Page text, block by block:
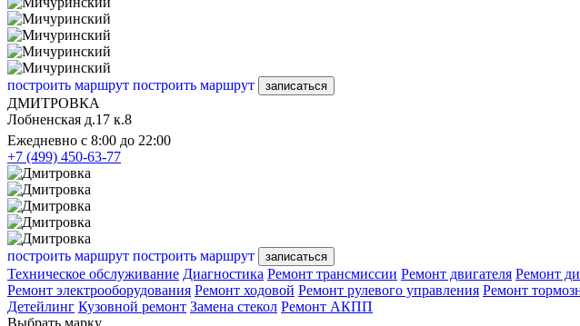
построить маршрут построить маршрут записаться
ДМИТРОВКА
Лобненская д.17 к.8
Ежедневно с 8:00 до 22:00
+7 (499) 450-63-77
построить маршрут построить маршрут записаться
Техническое обслуживание Диагностика Ремонт трансмиссии Ремонт двигателя Ремонт
Ремонт электрооборудования Ремонт ходовой Ремонт рулевого управления Ремонт
Детейлинг Кузовной ремонт Замена стекол Ремонт АКПП
Выбрать марку